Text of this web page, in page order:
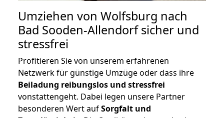
Umziehen von Wolfsburg nach
Bad Sooden-Allendorfsicher und
stressfrei
Profitieren Sie von unserem erfahrenen
Netzwerk für günstige Umzüge oder dass ihre
Beiladung reibungslos und stressfrei
vonstattengeht. Dabei legen unsere Partner
besonderen Wert aufSorgfalt und